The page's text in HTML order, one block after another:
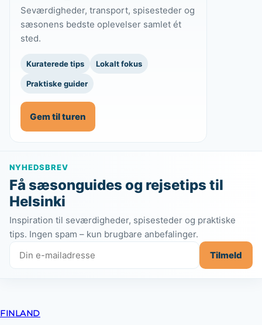
Seværdigheder, transport, spisesteder og
sæsonens bedste oplevelser samlet ét
sted.
Kuraterede tips Lokalt fokus
Praktiske guider
Gem til turen
NYHEDSBREV
Få sæsonguides og rejsetips til
Helsinki
Inspiration til seværdigheder, spisesteder og praktiske
tips. Ingen spam – kun brugbare anbefalinger.
Tilmeld
FINLAND